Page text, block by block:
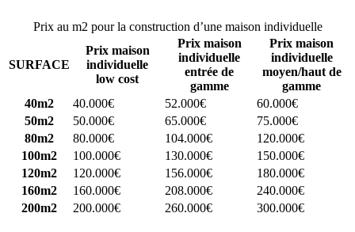
Prix au m2 pour la construction d’une maison individuelle
SURFACE
Prix maison
individuelle
low cost
Prix maison
individuelle
entrée de
gamme
Prix maison
individuelle
moyen/haut de
gamme
40m2
40.000€ 52.000€
60.000€
50m2
50.000€ 65.000€
75.000€
80m2
80.000€ 104.000€
120.000€
100m2
100.000€ 130.000€
150.000€
120m2
120.000€ 156.000€
180.000€
160m2
160.000€ 208.000€
240.000€
200m2
200.000€ 260.000€ 300.000€